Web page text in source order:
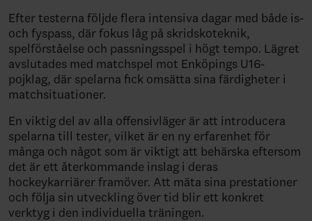
Efter testerna följde flera intensiva dagar med både is-
och fyspass, där fokus låg på skridskoteknik,
spelförståelse och passningsspel i högt tempo. Lägret
avslutades med matchspel mot Enköpings U16-
pojklag, där spelarna fick omsätta sina färdigheter i
matchsituationer.
En viktig del av alla offensivläger är att introducera
spelarna till tester, vilket är en ny erfarenhet för
många och något som är viktigt att behärska eftersom
det är ett återkommande inslag i deras
hockeykarriärer framöver. Att mäta sina prestationer
och följa sin utveckling över tid blir ett konkret
verktyg i den individuella träningen.